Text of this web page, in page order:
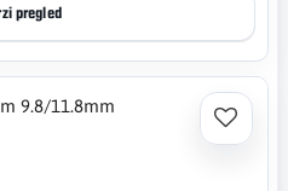
pregled